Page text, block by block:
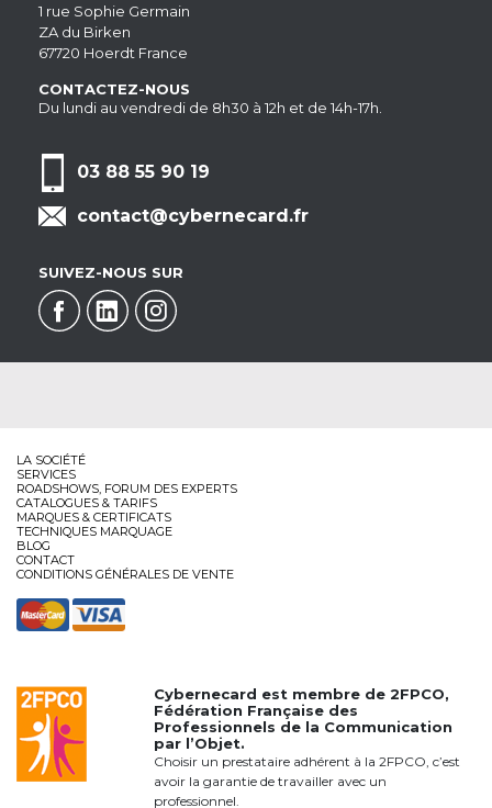
1 rue Sophie Germain
ZA du Birken
67720 Hoerdt France
CONTACTEZ-NOUS
Du lundi au vendredi de 8h30 à 12h et de 14h-17h.
03 88 55 90 19
contact@cybernecard.fr
SUIVEZ-NOUS SUR
LA SOCIÉTÉ
SERVICES
ROADSHOWS, FORUM DES EXPERTS
CATALOGUES & TARIFS
MARQUES & CERTIFICATS
TECHNIQUES MARQUAGE
BLOG
CONTACT
CONDITIONS GÉNÉRALES DE VENTE
Cybernecard est membre de2FPCO,
Fédération Française des
Professionnels de la Communication
par l’Objet.
Choisir un prestataire adhérent à la 2FPCO, c’est
avoir la garantie de travailler avec un
professionnel.